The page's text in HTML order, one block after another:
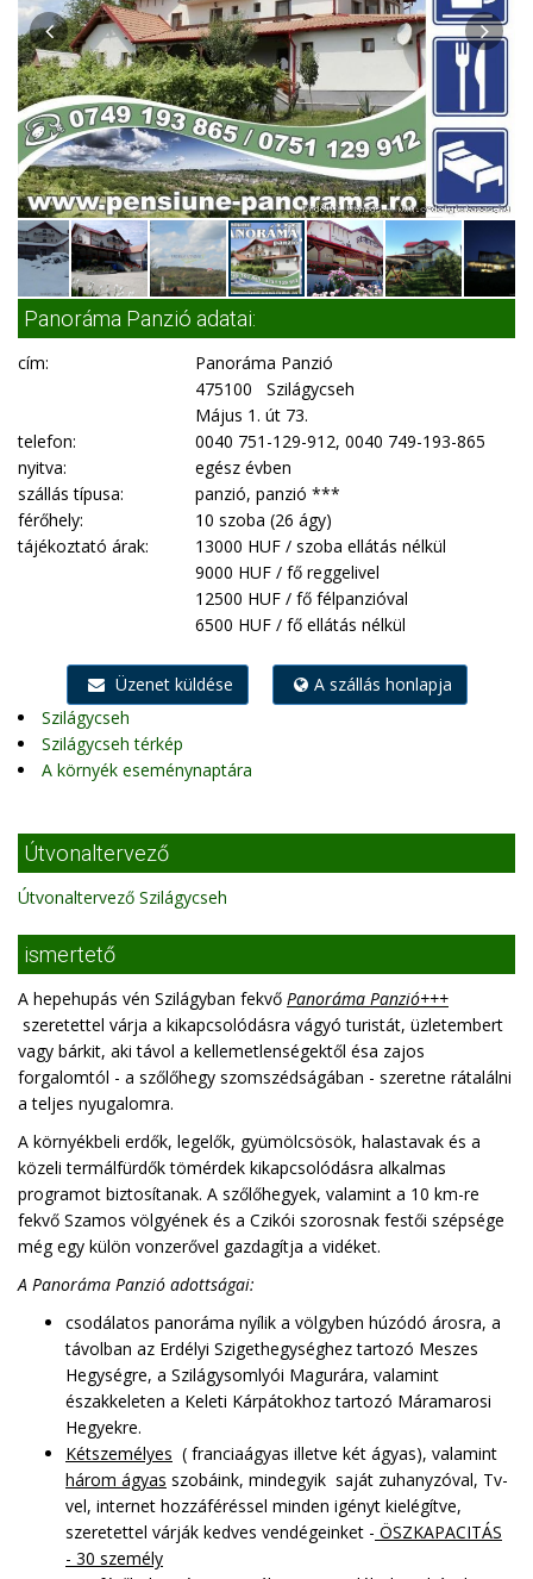
Panoráma Panzió adatai:
cím:
Panoráma Panzió
475100 Szilágycseh
Május 1. út 73.
telefon:
0040 751-129-912, 0040 749-193-865
nyitva:
egész évben
szállás típusa:
panzió, panzió ***
férőhely:
10 szoba (26 ágy)
tájékoztató árak:
13000 HUF / szoba ellátás nélkül
9000 HUF / fő reggelivel
12500 HUF / fő félpanzióval
6500 HUF / fő ellátás nélkül
Üzenet küldése
A szállás honlapja
Szilágycseh
Szilágycseh térkép
A környék eseménynaptára
Útvonaltervező
Útvonaltervező Szilágycseh
ismertető
A hepehupás vén Szilágyban fekvő Panoráma Panzió+++
szeretettel várja a kikapcsolódásra vágyó turistát, üzletembert
vagy bárkit, aki távol a kellemetlenségektől ésa zajos
forgalomtól - a szőlőhegy szomszédságában - szeretne rátalálni
a teljes nyugalomra.
A környékbeli erdők, legelők, gyümölcsösök, halastavak és a
közeli termálfürdők tömérdek kikapcsolódásra alkalmas
programot biztosítanak. A szőlőhegyek, valamint a 10 km-re
fekvő Szamos völgyének és a Czikói szorosnak festői szépsége
még egy külön vonzerővel gazdagítja a vidéket.
A Panoráma Panzió adottságai:
csodálatos panoráma nyílik a völgyben húzódó árosra, a
távolban az Erdélyi Szigethegységhez tartozó Meszes
Hegységre, a Szilágysomlyói Magurára, valamint
északkeleten a Keleti Kárpátokhoz tartozó Máramarosi
Hegyekre.
Kétszemélyes ( franciaágyas illetve két ágyas), valamint
három ágyas szobáink, mindegyik saját zuhanyzóval, Tv-
vel, internet hozzáféréssel minden igényt kielégítve,
szeretettel várják kedves vendégeinket - ÖSZKAPACITÁS
- 30 személy